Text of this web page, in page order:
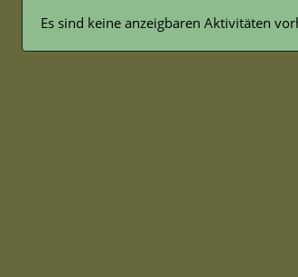
Es sind keine anzeigbaren Aktivitäten